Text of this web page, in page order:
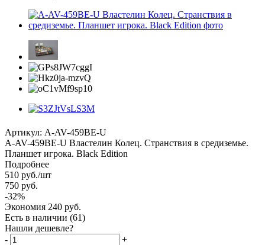
Артикул: A-AV-459BE-U
A-AV-459BE-U Властелин Колец. Странствия в средиземье.
Планшет игрока. Black Edition
Подробнее
510 руб./шт
750 руб.
-32%
Экономия 240 руб.
Есть в наличии (61)
Нашли дешевле?
-
+